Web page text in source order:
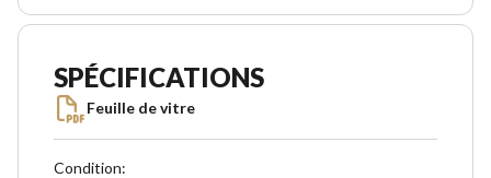
SPÉCIFICATIONS
Feuille de vitre
Condition: